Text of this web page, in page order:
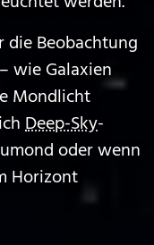
die Beobachtung
wie Galaxien
Mondlicht
Deep-Sky-
oder wenn
Horizont